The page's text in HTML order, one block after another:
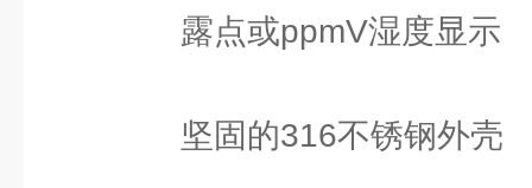
露点或ppmV湿度显示
坚固的316不锈钢外壳